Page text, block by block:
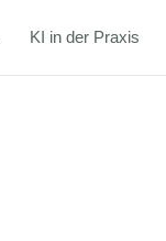
KI in der Praxis